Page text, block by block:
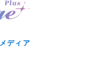
ディア